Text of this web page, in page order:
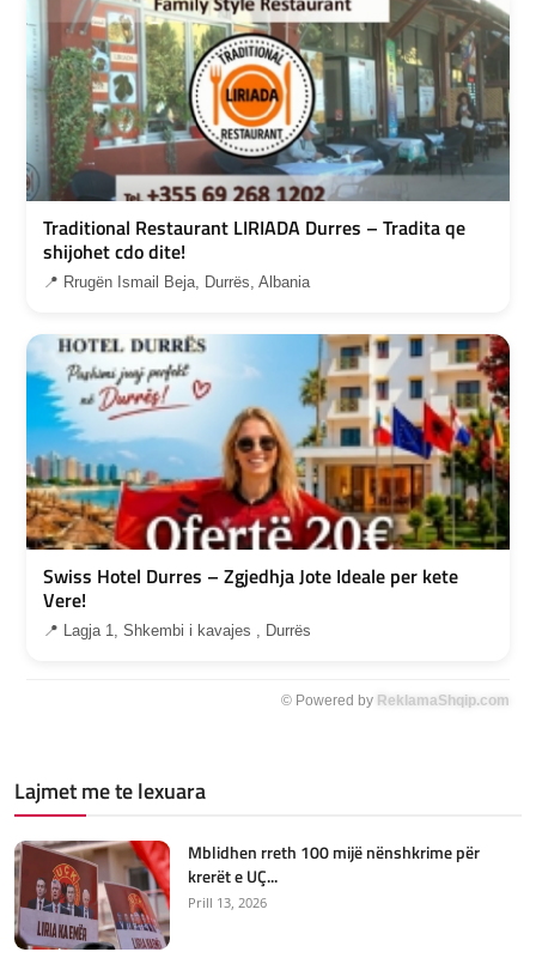
Traditional Restaurant LIRIADA Durres – Tradita qe
shijohet cdo dite!
📍 Rrugën Ismail Beja, Durrës, Albania
Swiss Hotel Durres – Zgjedhja Jote Ideale per kete
Vere!
📍 Lagja 1, Shkembi i kavajes , Durrës
© Powered by ReklamaShqip.com
Lajmet me te lexuara
Mblidhen rreth 100 mijë nënshkrime për
krerët e UÇ...
Prill 13, 2026